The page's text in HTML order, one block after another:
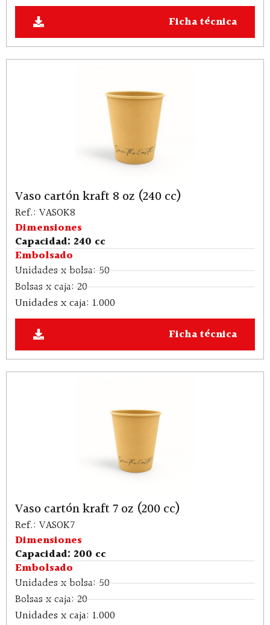
Ficha técnica
Vaso cartón kraft 8 oz (240 cc)
Ref.: VASOK8
Dimensiones
Capacidad: 240 cc
Embolsado
Unidades x bolsa: 50
Bolsas x caja: 20
Unidades x caja: 1.000
Ficha técnica
Vaso cartón kraft 7 oz (200 cc)
Ref.: VASOK7
Dimensiones
Capacidad: 200 cc
Embolsado
Unidades x bolsa: 50
Bolsas x caja: 20
Unidades x caja: 1.000